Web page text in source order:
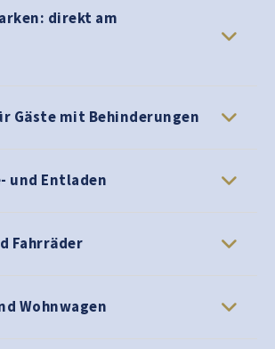
direkt am
Gäste mit Behinderungen
und Entladen
Fahrräder
Wohnwagen